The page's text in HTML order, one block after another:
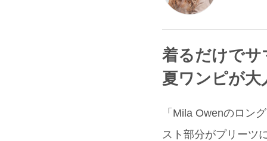
着るだけで
夏ワンピが大
「Mila Owenのロン
スト部分がプリーツ